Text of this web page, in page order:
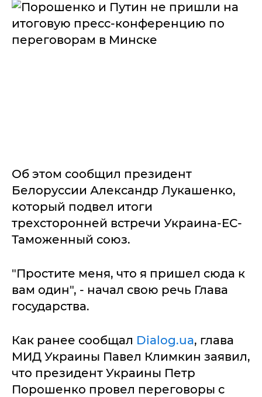
Об этом сообщил президент
Белоруссии Александр Лукашенко,
который подвел итоги
трехсторонней встречи Украина-ЕС-
Таможенный союз.
"Простите меня, что я пришел сюда к
вам один", - начал свою речь Глава
государства.
Как ранее сообщал Dialog.ua, глава
МИД Украины Павел Климкин заявил,
что президент Украины Петр
Порошенко провел переговоры с